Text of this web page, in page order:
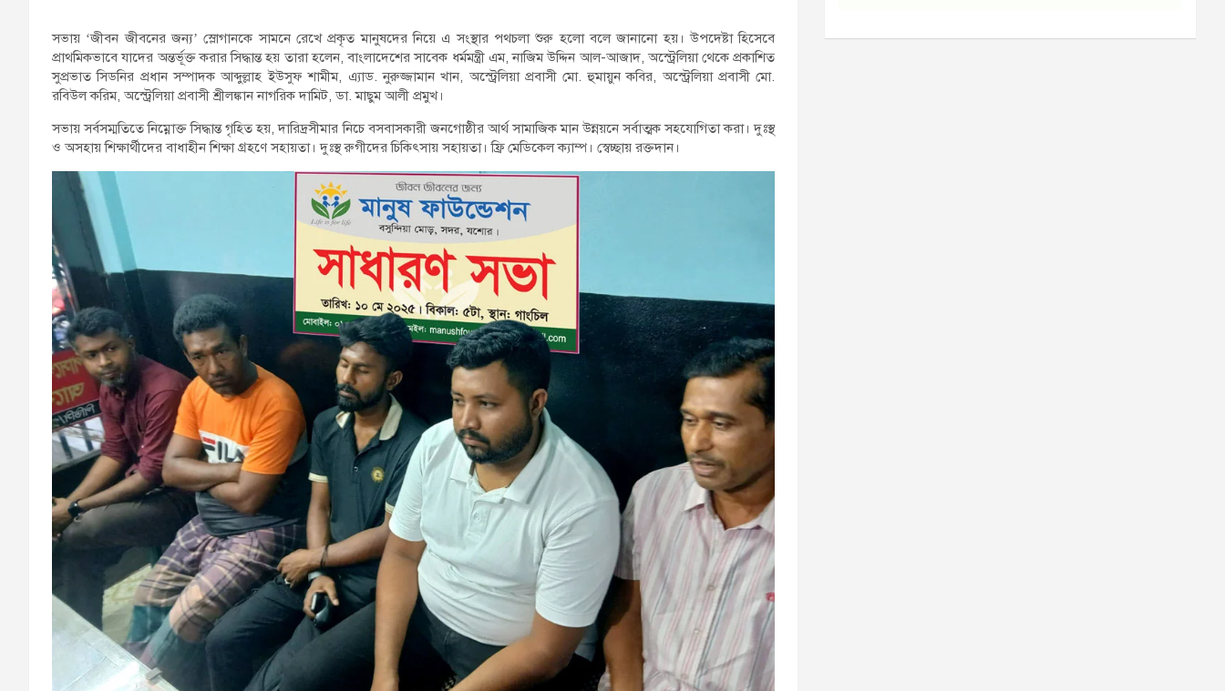
সভায় ‘জীবন জীবনের জন্য’ স্লোগানকে সামনে রেখে প্রকৃত মানুষদের নিয়ে এ সংস্থার পথচলা শুরু হলো বলে জানানো হয়। উপদেষ্টা হিসেবে
প্রাথমিকভাবে যাদের অন্তর্ভূক্ত করার সিদ্ধান্ত হয় তারা হলেন, বাংলাদেশের সাবেক ধর্মমন্ত্রী এম, নাজিম উদ্দিন আল-আজাদ, অস্ট্রেলিয়া থেকে প্রকাশিত
সুপ্রভাত সিডনির প্রধান সম্পাদক আব্দুল্লাহ ইউসুফ শামীম, এ্যাড. নুরুজ্জামান খান, অস্ট্রেলিয়া প্রবাসী মো. হুমায়ুন কবির, অস্ট্রেলিয়া প্রবাসী মো.
রবিউল করিম, অস্ট্রেলিয়া প্রবাসী শ্রীলঙ্কান নাগরিক দামিট, ডা. মাছুম আলী প্রমুখ।
সভায় সর্বসম্মতিতে নিম্নোক্ত সিদ্ধান্ত গৃহিত হয়, দারিদ্রসীমার নিচে বসবাসকারী জনগোষ্ঠীর আর্থ সামাজিক মান উন্নয়নে সর্বাত্মক সহযোগিতা করা। দুঃস্থ
ও অসহায় শিক্ষার্থীদের বাধাহীন শিক্ষা গ্রহণে সহায়তা। দুঃস্থ রুগীদের চিকিৎসায় সহায়তা। ফ্রি মেডিকেল ক্যাম্প। স্বেচ্ছায় রক্তদান।